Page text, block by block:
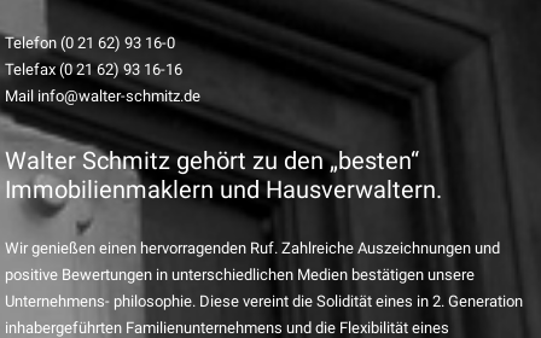
Telefon (0 21 62) 93 16-0
Telefax (0 21 62) 93 16-16
Mail info@walter-schmitz.de
Walter Schmitz gehört zu den „besten“
Immobilienmaklern und Hausverwaltern.
Wir genießen einen hervorragenden Ruf. Zahlreiche Auszeichnungen und
positive Bewertungen in unterschiedlichen Medien bestätigen unsere
Unternehmens- philosophie. Diese vereint die Solidität eines in 2. Generation
inhabergeführten Familienunternehmens und die Flexibilität eines